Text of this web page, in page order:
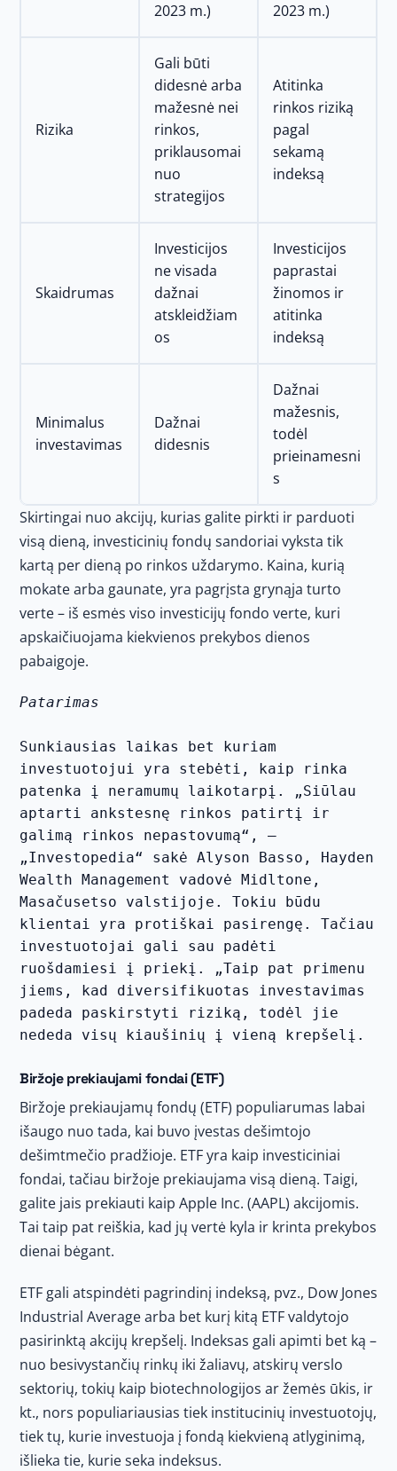
2023 m.)
2023 m.)
Rizika
Gali būti
didesnė arba
mažesnė nei
rinkos,
priklausomai
nuo
strategijos
Atitinka
rinkos riziką
pagal
sekamą
indeksą
Skaidrumas
Investicijos
ne visada
dažnai
atskleidžiam
os
Investicijos
paprastai
žinomos ir
atitinka
indeksą
Minimalus
investavimas
Dažnai
didesnis
Dažnai
mažesnis,
todėl
prieinamesni
s
Skirtingai nuo akcijų, kurias galite pirkti ir parduoti
visą dieną, investicinių fondų sandoriai vyksta tik
kartą per dieną po rinkos uždarymo. Kaina, kurią
mokate arba gaunate, yra pagrįsta grynąja turto
verte – iš esmės viso investicijų fondo verte, kuri
apskaičiuojama kiekvienos prekybos dienos
pabaigoje.
Patarimas
Sunkiausias laikas bet kuriam
investuotojui yra stebėti, kaip rinka
patenka į neramumų laikotarpį. „Siūlau
aptarti ankstesnę rinkos patirtį ir
galimą rinkos nepastovumą“, –
„Investopedia“ sakė Alyson Basso, Hayden
Wealth Management vadovė Midltone,
Masačusetso valstijoje. Tokiu būdu
klientai yra protiškai pasirengę. Tačiau
investuotojai gali sau padėti
ruošdamiesi į priekį. „Taip pat primenu
jiems, kad diversifikuotas investavimas
padeda paskirstyti riziką, todėl jie
nededa visų kiaušinių į vieną krepšelį.
Biržoje prekiaujami fondai (ETF)
Biržoje prekiaujamų fondų (ETF) populiarumas labai
išaugo nuo tada, kai buvo įvestas dešimtojo
dešimtmečio pradžioje. ETF yra kaip investiciniai
fondai, tačiau biržoje prekiaujama visą dieną. Taigi,
galite jais prekiauti kaip Apple Inc. (AAPL) akcijomis.
Tai taip pat reiškia, kad jų vertė kyla ir krinta prekybos
dienai bėgant.
ETF gali atspindėti pagrindinį indeksą, pvz., Dow Jones
Industrial Average arba bet kurį kitą ETF valdytojo
pasirinktą akcijų krepšelį. Indeksas gali apimti bet ką –
nuo ​​besivystančių rinkų iki žaliavų, atskirų verslo
sektorių, tokių kaip biotechnologijos ar žemės ūkis, ir
kt., nors populiariausias tiek institucinių investuotojų,
tiek tų, kurie investuoja į fondą kiekvieną atlyginimą,
išlieka tie, kurie seka indeksus.